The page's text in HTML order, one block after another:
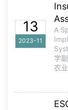
13
2023-11
A
学
农